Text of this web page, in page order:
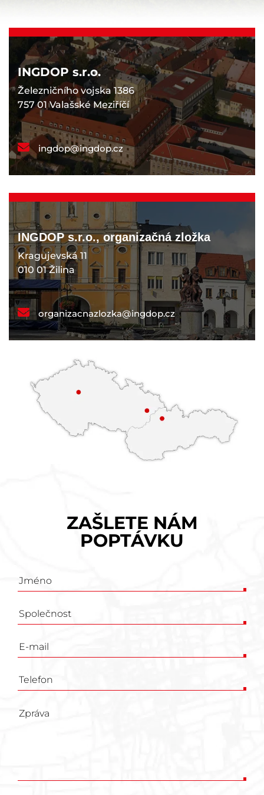
INGDOP s.r.o.
Železničního vojska 1386
757 01 Valašské Meziříčí
ingdop@ingdop.cz
INGDOP s.r.o., organizačná zložka
Kragujevská 11
010 01 Žilina
organizacnazlozka@ingdop.cz
ZAŠLETE NÁM
POPTÁVKU
Poptávkový